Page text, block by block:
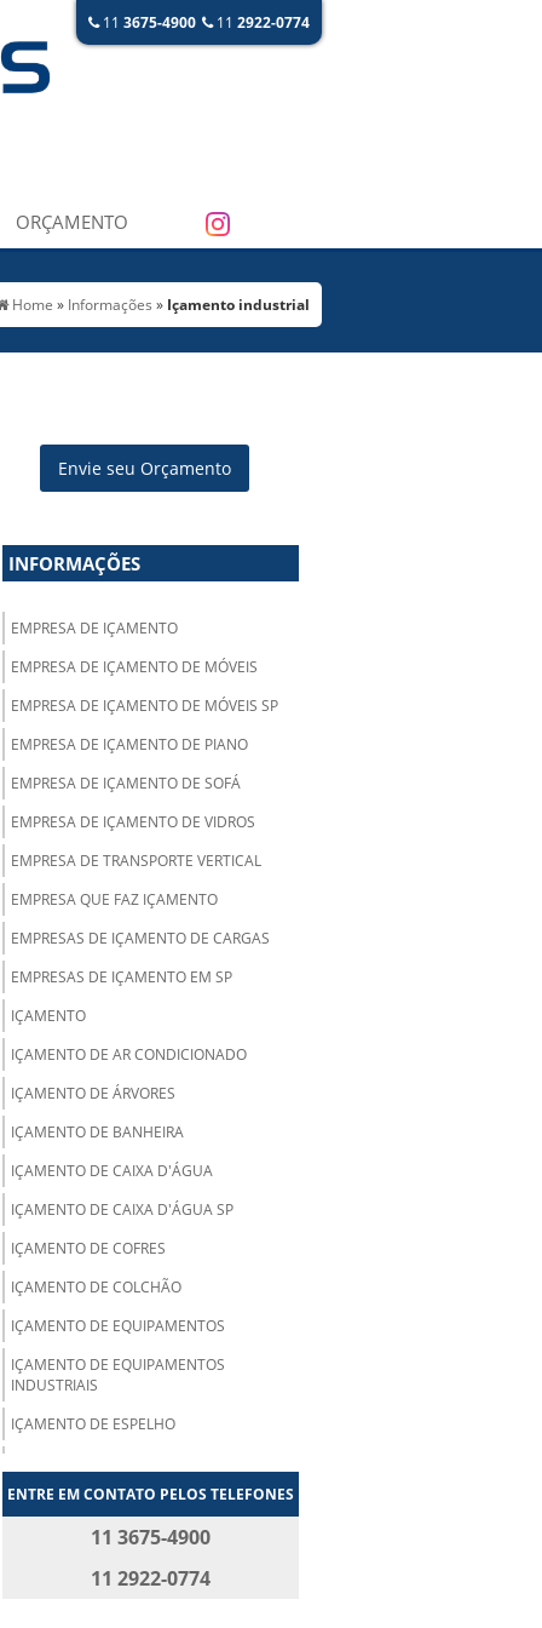
ORÇAMENTO
11 3675-4900 11 2922-0774
Home » Informações » Içamento industrial
Envie seu Orçamento
INFORMAÇÕES
EMPRESA DE IÇAMENTO
EMPRESA DE IÇAMENTO DE MÓVEIS
EMPRESA DE IÇAMENTO DE MÓVEIS SP
EMPRESA DE IÇAMENTO DE PIANO
EMPRESA DE IÇAMENTO DE SOFÁ
EMPRESA DE IÇAMENTO DE VIDROS
EMPRESA DE TRANSPORTE VERTICAL
EMPRESA QUE FAZ IÇAMENTO
EMPRESAS DE IÇAMENTO DE CARGAS
EMPRESAS DE IÇAMENTO EM SP
IÇAMENTO
IÇAMENTO DE AR CONDICIONADO
IÇAMENTO DE ÁRVORES
IÇAMENTO DE BANHEIRA
IÇAMENTO DE CAIXA D'ÁGUA
IÇAMENTO DE CAIXA D'ÁGUA SP
IÇAMENTO DE COFRES
IÇAMENTO DE COLCHÃO
IÇAMENTO DE EQUIPAMENTOS
IÇAMENTO DE EQUIPAMENTOS
INDUSTRIAIS
IÇAMENTO DE ESPELHO
IÇAMENTO DE GELADEIRA SP
IÇAMENTO DE JACUZZI
IÇAMENTO DE MAQUINAS
ENTRE EM CONTATO PELOS TELEFONES
11 3675-4900
11 2922-0774